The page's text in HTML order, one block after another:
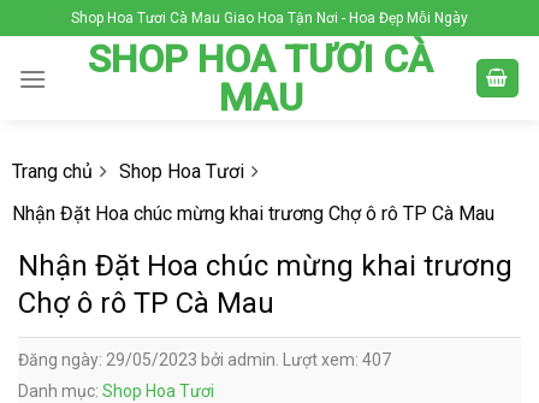
to
content
Shop Hoa Tươi Cà Mau Giao Hoa Tận Nơi - Hoa Đẹp Mỗi Ngày
SHOP HOA TƯƠI CÀ
MAU
Trang chủ
Shop Hoa Tươi
Nhận Đặt Hoa chúc mừng khai trương Chợ ô rô TP Cà Mau
Nhận Đặt Hoa chúc mừng khai trương
Chợ ô rô TP Cà Mau
Đăng ngày: 29/05/2023 bởi admin. Lượt xem: 407
Danh mục: Shop Hoa Tươi